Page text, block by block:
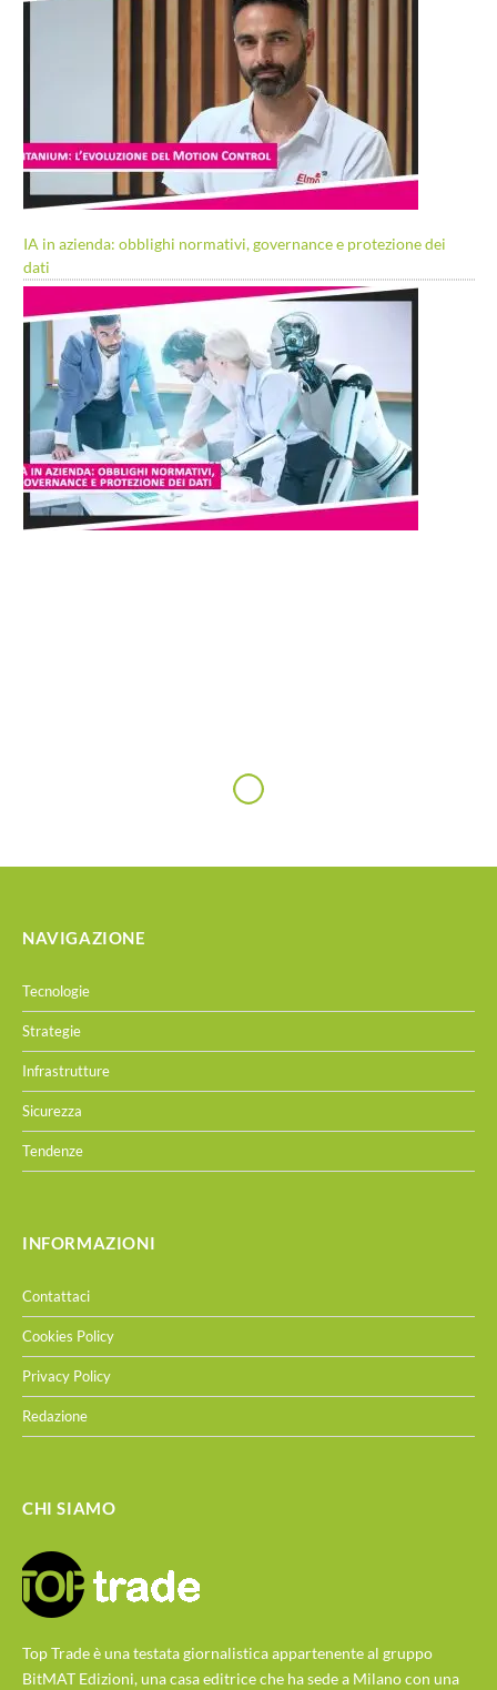
IA in azienda: obblighi normativi, governance e protezione dei
dati
NAVIGAZIONE
Tecnologie
Strategie
Infrastrutture
Sicurezza
Tendenze
INFORMAZIONI
Contattaci
Cookies Policy
Privacy Policy
Redazione
CHI SIAMO
Top Trade è una testata giornalistica appartenente al gruppo
BitMAT Edizioni, una casa editrice che ha sede a Milano con una